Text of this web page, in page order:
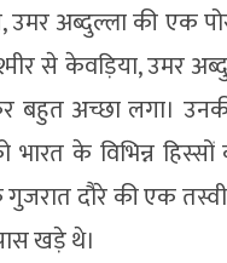
अब्दुल्ला की एक पोस्ट
से केवड़िया, उमर
अच्छा लगा।
भारत के विभिन्न
दौरे की एक
खड़े थे।